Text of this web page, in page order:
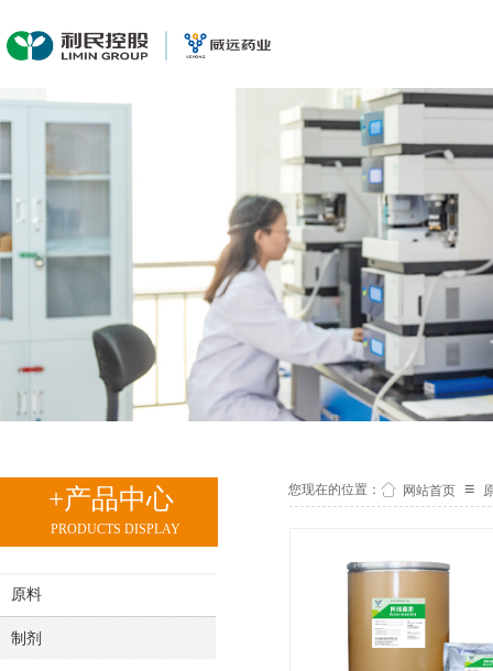
+产品中心 您现在的位置： 网站首页 ≡
PRODUCTS DISPLAY
原料
制剂